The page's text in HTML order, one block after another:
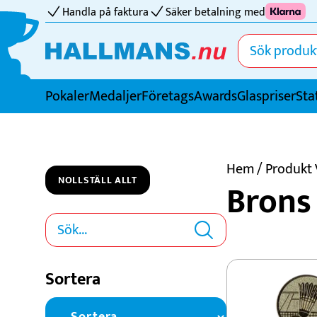
Handla på faktura Säker betalning med
PokalerMedaljerFöretagsAwardsGlaspriser
Badminton
Basket
Biljard
Bordtennis
Bowling
Cricket
NOLLSTÄLL ALLT
Sortera
Hem/ Produkt
Brons